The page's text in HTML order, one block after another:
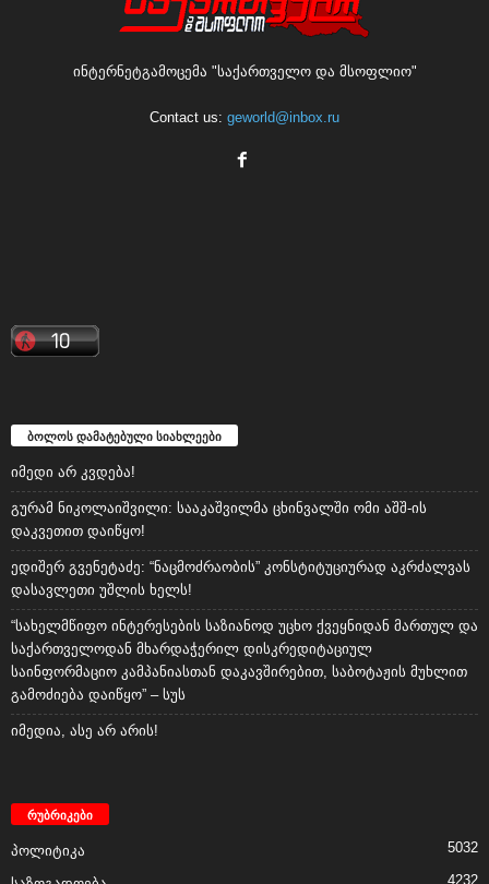
ინტერნეტგამოცემა "საქართველო და მსოფლიო"
Contact us: geworld@inbox.ru
ბოლოს დამატებული სიახლეები
იმედი არ კვდება!
გურამ ნიკოლაიშვილი: სააკაშვილმა ცხინვალში ომი აშშ-ის
დაკვეთით დაიწყო!
ედიშერ გვენეტაძე: “ნაცმოძრაობის” კონსტიტუციურად აკრძალვას
დასავლეთი უშლის ხელს!
“სახელმწიფო ინტერესების საზიანოდ უცხო ქვეყნიდან მართულ და
საქართველოდან მხარდაჭერილ დისკრედიტაციულ
საინფორმაციო კამპანიასთან დაკავშირებით, საბოტაჟის მუხლით
გამოძიება დაიწყო” – სუს
იმედია, ასე არ არის!
რუბრიკები
პოლიტიკა 5032
4232